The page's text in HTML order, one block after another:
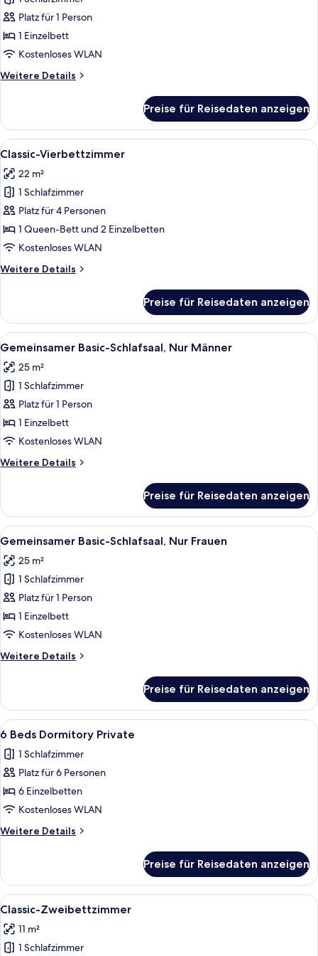
Zimmer
anzeigen
Platz für 1 Person
1 Einzelbett
Kostenloses WLAN
Weitere Details
Weitere
Zimmer
Preise für Reisedaten anzeigen
Alle
Fotos
für
Classic-
Vierbettzimmer
anzeigen
Ein modernes Hotelzimmer mit
5
Classic-Vierbettzimmer
22 m²
1 Schlafzimmer
Platz für 4 Personen
1 Queen-Bett und 2 Einzelbetten
Kostenloses WLAN
Weitere Details
Weitere
Vierbettzimmer
Preise für Reisedaten anzeigen
Alle
Fotos
für
Gemeinsamer
Basic-
Schlafsaal,
Nur
anzeigen
Ein kleines Zimmer mit einem
4
Gemeinsamer Basic-Schlafsaal, Nur Männer
25 m²
1 Schlafzimmer
Platz für 1 Person
1 Einzelbett
Kostenloses WLAN
Weitere Details
Weitere
Basic-
Schlafsaal,
Nur
Preise für Reisedaten anzeigen
Alle
Fotos
für
Gemeinsamer
Basic-
Schlafsaal,
Nur
anzeigen
Ein kleines Zimmer mit einem
4
Gemeinsamer Basic-Schlafsaal, Nur Frauen
25 m²
1 Schlafzimmer
Platz für 1 Person
1 Einzelbett
Kostenloses WLAN
Weitere Details
Weitere
Basic-
Schlafsaal,
Nur
Preise für Reisedaten anzeigen
Alle
Fotos
für
6
Beds
Dormitory
Private
anzeigen
Ein Schlafraum mit Etagenbetten
4
6 Beds Dormitory Private
1 Schlafzimmer
Platz für 6 Personen
6 Einzelbetten
Kostenloses WLAN
Weitere Details
Weitere
Beds
Dormitory
Private
Preise für Reisedaten anzeigen
Alle
Fotos
für
Classic-
Ein Hotelzimmer mit zwei
6
Classic-Zweibettzimmer
11 m²
1 Schlafzimmer